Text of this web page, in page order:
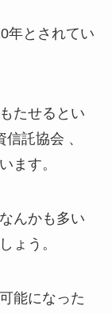
年とされてい
たせるとい
託協会 、
ます。
んかも多い
ょう。
能になった